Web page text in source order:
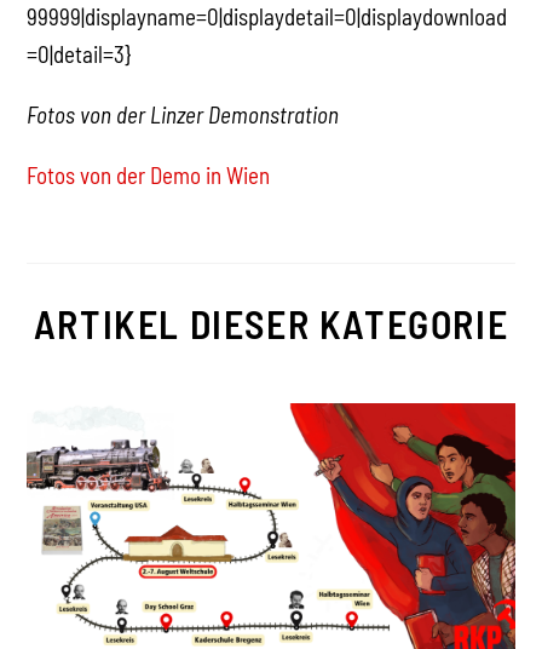
99999|displayname=0|displaydetail=0|displaydownload
=0|detail=3}
Fotos von der Linzer Demonstration
Fotos von der Demo in Wien
ARTIKEL DIESER KATEGORIE